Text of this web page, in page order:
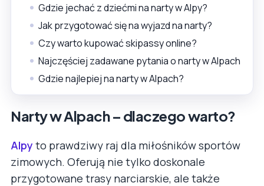
Gdzie jechać z dziećmi na narty w Alpy?
Jak przygotować się na wyjazd na narty?
Czy warto kupować skipassy online?
Najczęściej zadawane pytania o narty w Alpach
Gdzie najlepiej na narty w Alpach?
Narty w Alpach – dlaczego warto?
Alpy to prawdziwy raj dla miłośników sportów
zimowych. Oferują nie tylko doskonale
przygotowane trasy narciarskie, ale także